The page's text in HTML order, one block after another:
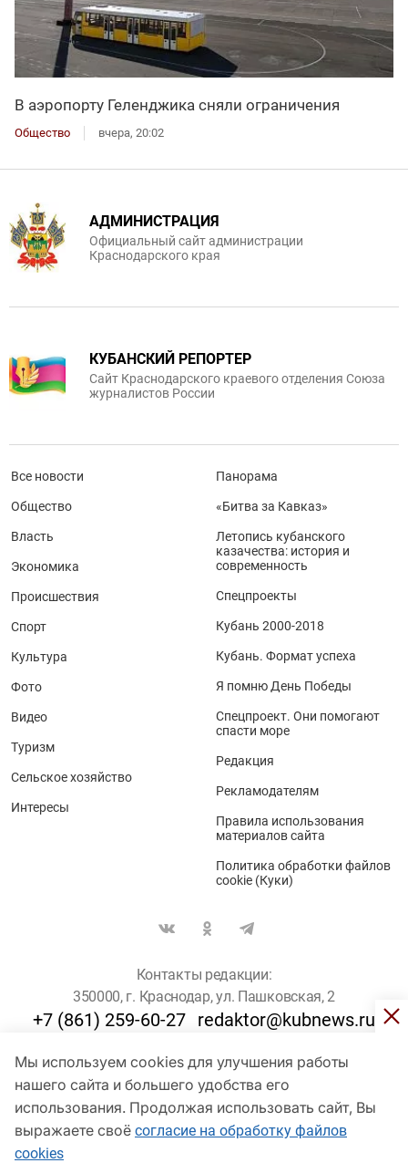
В аэропорту Геленджика сняли ограничения
Общество вчера, 20:02
Мы используем cookies для улучшения работы
нашего сайта и большего удобства его
использования. Продолжая использовать сайт, Вы
выражаете своё согласие на обработку файлов
cookies
АДМИНИСТРАЦИЯ
Официальный сайт администрации
Краснодарского края
КУБАНСКИЙ РЕПОРТЕР
Сайт Краснодарского краевого отделения Союза
журналистов России
Все новости
Общество
Власть
Экономика
Происшествия
Спорт
Культура
Фото
Видео
Туризм
Сельское хозяйство
Интересы
Панорама
«Битва за Кавказ»
Летопись кубанского
казачества: история и
современность
Спецпроекты
Кубань 2000-2018
Кубань. Формат успеха
Я помню День Победы
Спецпроект. Они помогают
спасти море
Редакция
Рекламодателям
Правила использования
материалов сайта
Политика обработки файлов
cookie (Куки)
Контакты редакции:
350000, г. Краснодар, ул. Пашковская, 2
+7 (861) 259-60-27 redaktor@kubnews.ru
Для пользователей старше 16 лет
© Кубанские Новости, 2017
Сетевое издание «kubnews» зарегистрировано Федеральной
службой по надзору в сфере связи, информационных технологий
и массовых коммуникаций (Роскомнадзор). Регистрационный